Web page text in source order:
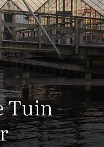
Tuin